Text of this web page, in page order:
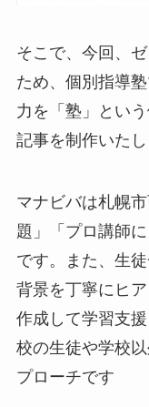
そこで、今回、
ため、個別指導
力を「塾」とい
記事を制作いたし
マナビバは札幌
題」「プロ講師
です。また、生
背景を丁寧にヒ
作成して学習支
校の生徒や学校
プローチです